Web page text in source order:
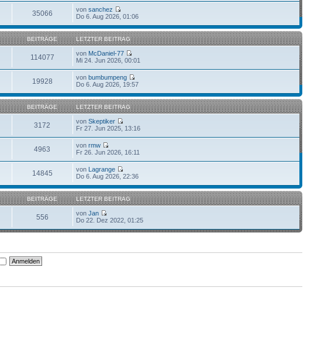
35066 vonsanchez
Do 6. Aug 2026, 01:06
BEITRÄGE LETZTER BEITRAG
114077 von McDaniel-77
Mi 24. Jun 2026, 00:01
19928 vonbumbumpeng
Do 6. Aug 2026, 19:57
BEITRÄGE LETZTER BEITRAG
3172 vonSkeptiker
Fr 27. Jun 2025, 13:16
4963 vonrmw
Fr 26. Jun 2026, 16:11
14845 von Lagrange
Do 6. Aug 2026, 22:36
BEITRÄGE LETZTER BEITRAG
556 vonJan
Do 22. Dez 2022, 01:25